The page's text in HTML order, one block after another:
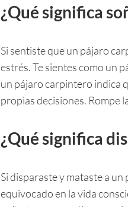
¿Qué significa
Si sentiste que un pájaro
estrés. Te sientes como un
un pájaro carpintero indica
propias decisiones. Rompe
¿Qué significa
Si disparaste y mataste a
equivocado en la vida